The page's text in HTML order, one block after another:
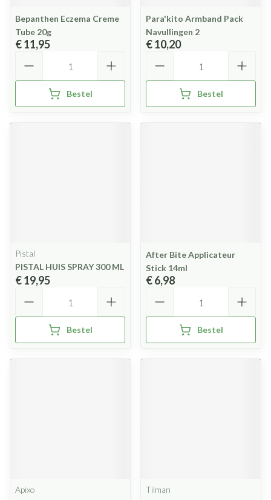
Bepanthen Eczema Creme
Tube 20g
€ 11,95
Bestel
Para'kito Armband Pack
Navullingen 2
€ 10,20
Bestel
Pistal
PISTAL HUIS SPRAY 300 ML
€ 19,95
Bestel
After Bite Applicateur
Stick 14ml
€ 6,98
Bestel
Apixo
Tilman